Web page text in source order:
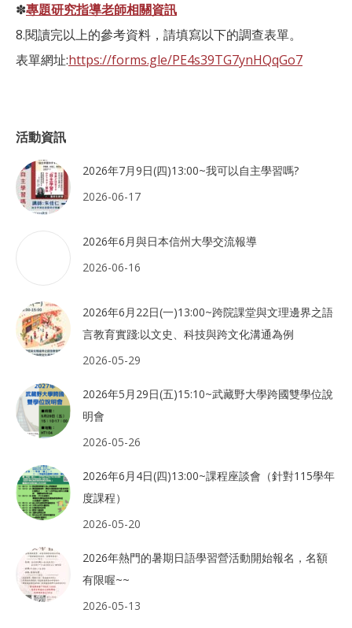
✽專題研究指導老師相關資訊
8.閱讀完以上的參考資料，請填寫以下的調查表單。
表單網址:https://forms.gle/PE4s39TG7ynHQqGo7
活動資訊
2026年7月9日(四)13:00~我可以自主學習嗎?
2026-06-17
2026年6月與日本信州大學交流報導
2026-06-16
2026年6月22日(一)13:00~跨院課堂與文理邊界之語
言教育實踐:以文史、科技與跨文化溝通為例
2026-05-29
2026年5月29日(五)15:10~武藏野大學跨國雙學位說
明會
2026-05-26
2026年6月4日(四)13:00~課程座談會（針對115學年
度課程）
2026-05-20
2026年熱門的暑期日語學習營活動開始報名，名額
有限喔~~
2026-05-13